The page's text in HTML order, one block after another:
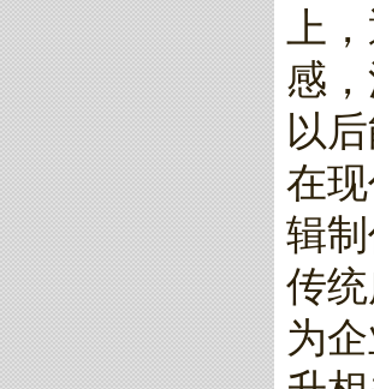
上
感
以
在
辑
传
为